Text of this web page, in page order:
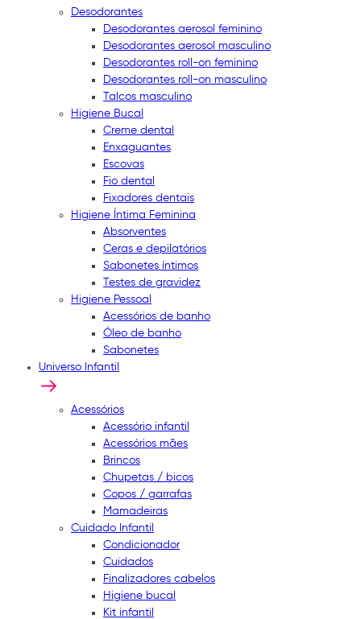
Desodorantes
Desodorantes aerosol feminino
Desodorantes aerosol masculino
Desodorantes roll-on feminino
Desodorantes roll-on masculino
Talcos masculino
Higiene Bucal
Creme dental
Enxaguantes
Escovas
Fio dental
Fixadores dentais
Higiene Íntima Feminina
Absorventes
Ceras e depilatórios
Sabonetes íntimos
Testes de gravidez
Higiene Pessoal
Acessórios de banho
Óleo de banho
Sabonetes
Universo Infantil
Acessórios
Acessório infantil
Acessórios mães
Brincos
Chupetas / bicos
Copos / garrafas
Mamadeiras
Cuidado Infantil
Condicionador
Cuidados
Finalizadores cabelos
Higiene bucal
Kit infantil